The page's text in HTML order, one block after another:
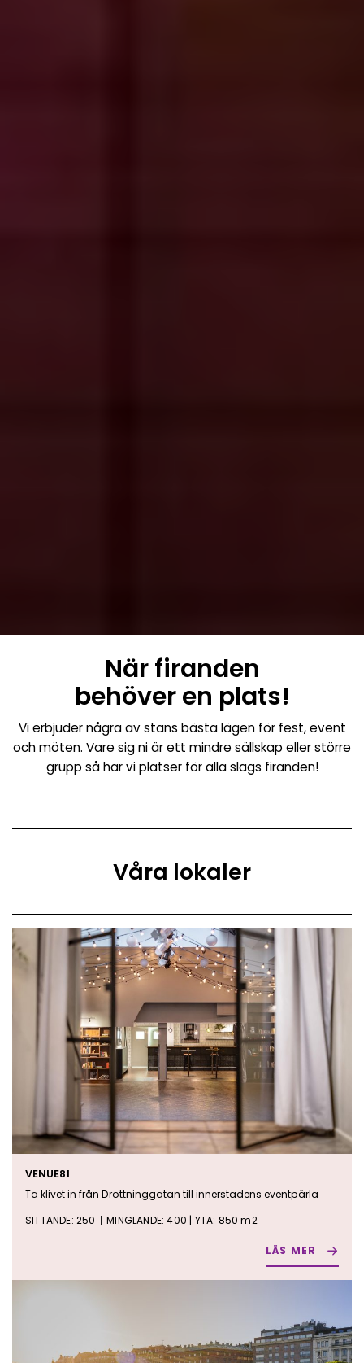
När firanden
behöver en plats!
Vi erbjuder några av stans bästa lägen för fest, event
och möten. Vare sig ni är ett mindre sällskap eller större
grupp så har vi platser för alla slags firanden!
Våra lokaler
VENUE81
Ta klivet in från Drottninggatan till innerstadens eventpärla
SITTANDE: 250
MINGLANDE: 400 | YTA: 850 m2
LÄS MER